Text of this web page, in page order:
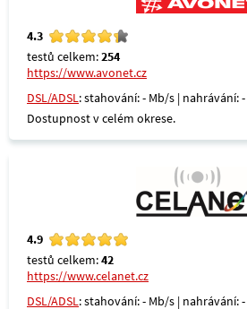
4.3
testů celkem:254
https://www.avonet.cz
DSL/ADSL: stahování: - Mb/s | nahrávání:
Dostupnost v celém okrese.
4.9
testů celkem:42
https://www.celanet.cz
DSL/ADSL: stahování: - Mb/s | nahrávání: